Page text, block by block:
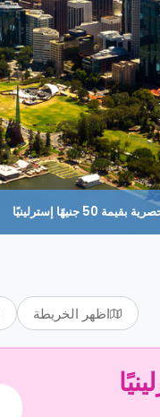
جنيهًا إسترلينيًا
اظهر الخريطة